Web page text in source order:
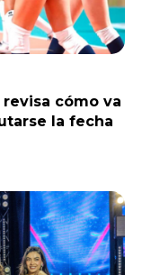
revisa cómo va
la fecha